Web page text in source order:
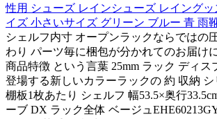
性用 シューズ レインシューズ レイングッ
イズ 小さいサイズ グリーン ブルー 青 雨
シェルフ内寸 オープンラックならではの
わり パーツ毎に梱包が分かれてのお届け
商品特徴 という言葉 25mm ラック ディス
登場する新しいカラーラックの 約 収納
棚板1枚あたり シェルフ 幅53.5×奥行
ーブ DX ラック全体 ベージュ